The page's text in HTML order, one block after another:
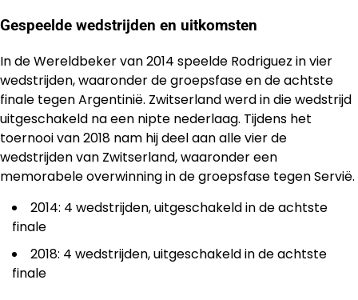
Gespeelde wedstrijden en uitkomsten
In de Wereldbeker van 2014 speelde Rodriguez in vier
wedstrijden, waaronder de groepsfase en de achtste
finale tegen Argentinië. Zwitserland werd in die wedstrijd
uitgeschakeld na een nipte nederlaag. Tijdens het
toernooi van 2018 nam hij deel aan alle vier de
wedstrijden van Zwitserland, waaronder een
memorabele overwinning in de groepsfase tegen Servië.
2014: 4 wedstrijden, uitgeschakeld in de achtste
finale
2018: 4 wedstrijden, uitgeschakeld in de achtste
finale